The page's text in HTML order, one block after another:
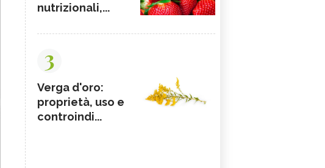
nutrizionali,...
3
Verga d'oro:
proprietà, uso e
controindi...